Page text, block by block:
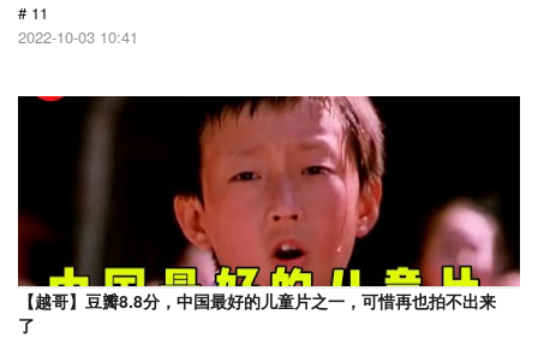
# 11
2022-10-03 10:41
【越哥】豆瓣8.8分，中国最好的儿童片之一，可惜再也拍不出来
了